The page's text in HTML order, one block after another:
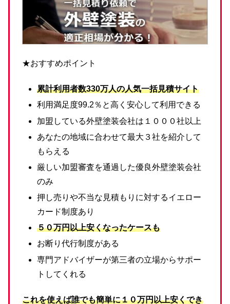
★おすすめポイント
累計利用者数330万人の人気一括見積サイト
利用満足度99.2％と高く安心して利用できる
加盟している外壁塗装会社は１０００社以上
あなたの地域に合わせて最大３社を紹介して
もらえる
厳しい加盟審査を通過した優良外壁塗装会社
のみ
押し売りや不当な見積もりに対するイエロー
カード制度あり
５０万円以上安くなったケースも
お断り代行制度がある
専門アドバイザーが第三者の立場からサポー
トしてくれる
これを使えば誰でも簡単に１０万円以上安くでき